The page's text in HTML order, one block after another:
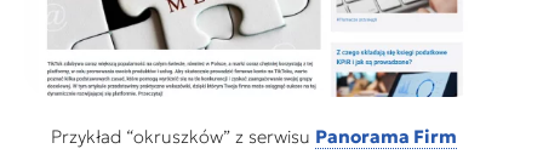
Przykład “okruszków” z serwisu Panorama Firm